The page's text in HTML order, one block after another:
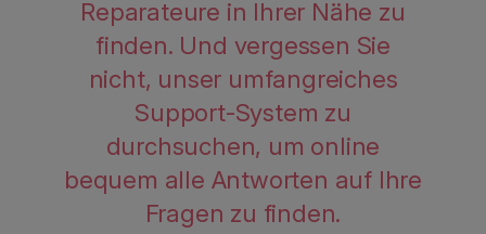
Reparateure in Ihrer Nähe zu
finden. Und vergessen Sie
nicht, unser umfangreiches
Support-System zu
durchsuchen, um online
bequem alle Antworten auf Ihre
Fragen zu finden.